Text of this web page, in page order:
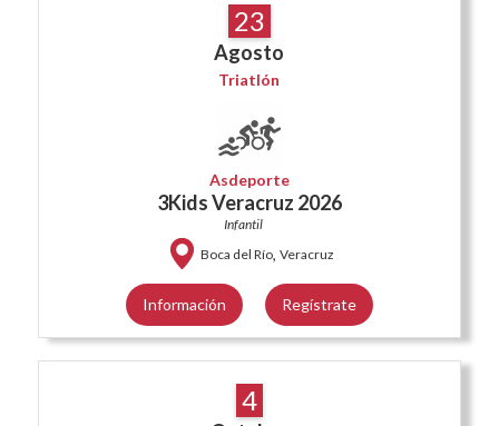
23
Agosto
Triatlón
Asdeporte
3Kids Veracruz 2026
Infantil
Boca del Río, Veracruz
Información Regístrate
4